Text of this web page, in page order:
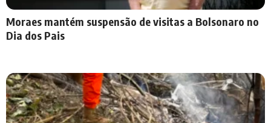
Moraes mantém suspensão de visitas a Bolsonaro no
Dia dos Pais